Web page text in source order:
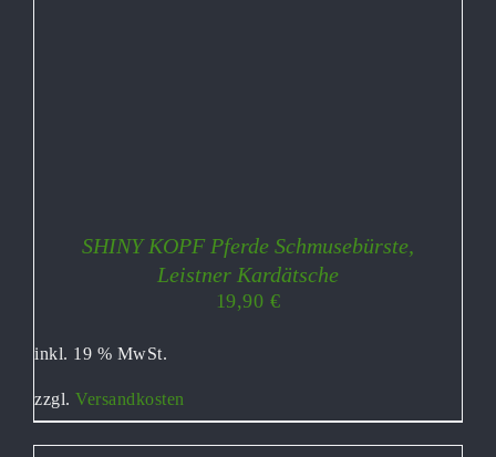
SHINY KOPF Pferde Schmusebürste,
Leistner Kardätsche
19,90 €
inkl. 19 % MwSt.
zzgl. Versandkosten